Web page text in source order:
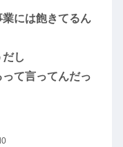
には飽きてるん
し
て言ってんだっ